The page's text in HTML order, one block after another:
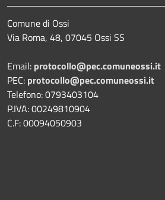
Comune di Ossi
Via Roma, 48, 07045 Ossi SS
Email: protocollo@pec.comuneossi.it
PEC: protocollo@pec.comuneossi.it
Telefono: 0793403104
P.IVA: 00249810904
C.F: 00094050903